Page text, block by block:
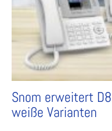
Snom erweitert
weiße Varianten